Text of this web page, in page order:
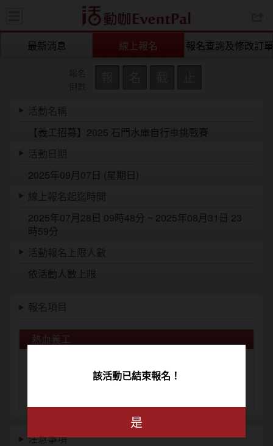
活動
最新消息 線上報名 報名查詢及修改訂
活動名稱
【義工招募】2025 石門水庫自行車挑戰賽
活動日期
2025年09月07日 (星期日)
線上報名起迄時間
2025年07月28日 09時48分 ~ 2025年08月31日 23
時59分
活動報名上限人數
依活動人數上限
報名項目
熱血義工
報名限制人數: 依活動上限
注意事項
該活動已結束報名！
是